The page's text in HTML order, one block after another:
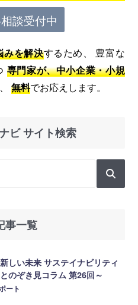
談受付中
みを解決するため、 豊富な
専門家が、中小企業・小規
無料でお応えします。
ビ サイト検索
事一覧
しい未来 サステイナビリティ
のぞき見コラム 第26回～
ート